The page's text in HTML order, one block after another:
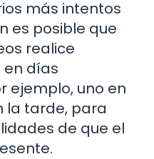
más intentos
es posible que
realice
días
ejemplo, uno en
la tarde, para
de que el